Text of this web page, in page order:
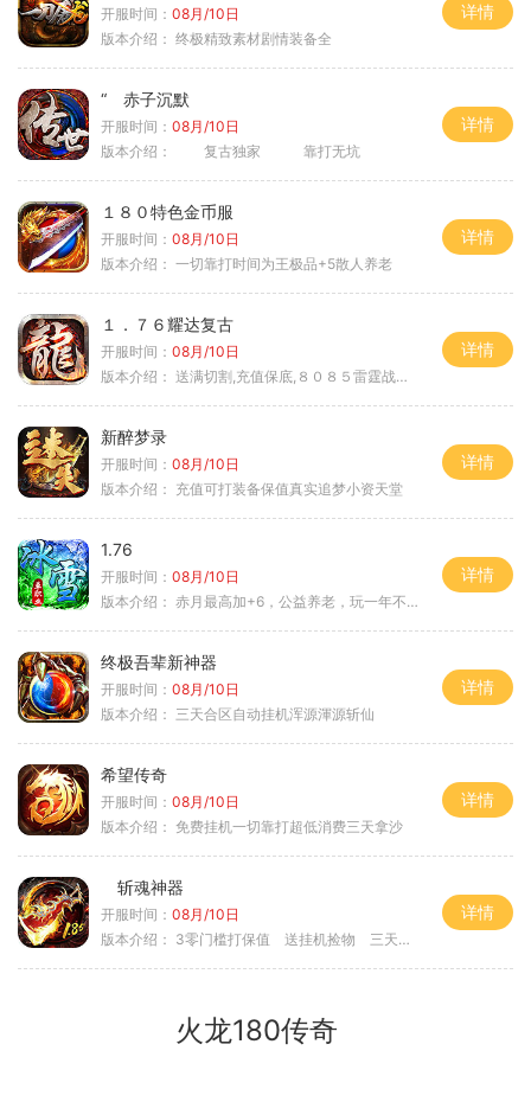
开服时间： 08月/10日
版本介绍： 终极精致素材剧情装备全
详情
“ 赤子沉默
开服时间： 08月/10日
版本介绍：
复古独家 靠打无坑
详情
１８０特色金币服
开服时间： 08月/10日
版本介绍： 一切靠打时间为王极品+5散人养老
详情
１．７６耀达复古
开服时间： 08月/10日
版本介绍： 送满切割,充值保底,８０８５雷霆战神微变
详情
新醉梦录
开服时间： 08月/10日
版本介绍： 充值可打装备保值真实追梦小资天堂
详情
1.76
开服时间： 08月/10日
版本介绍： 赤月最高加+6，公益养老，玩一年不腻，屠龙
详情
终极吾辈新神器
开服时间： 08月/10日
版本介绍： 三天合区自动挂机浑源渾源斩仙
详情
希望传奇
开服时间： 08月/10日
版本介绍： 免费挂机一切靠打超低消费三天拿沙
详情
斩魂神器
开服时间： 08月/10日
版本介绍： 3零门槛打保值 送挂机捡物 三天合区
详情
火龙180传奇